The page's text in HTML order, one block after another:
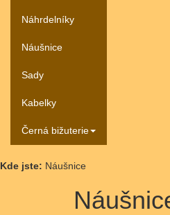
Náhrdelníky
Náušnice
Sady
Kabelky
Černá bižuterie
Kde jste: Náušnice